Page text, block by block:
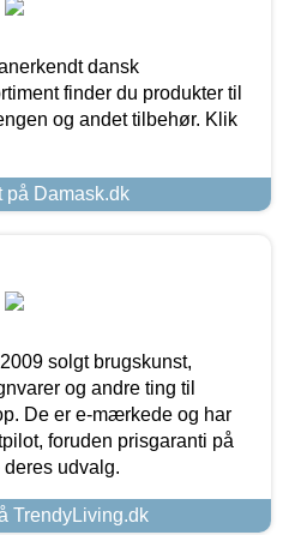
dansk
finder du produkter til
og andet tilbehør. Klik
på Damask.dk
solgt brugskunst,
og andre ting til
De er e-mærkede og har
foruden prisgaranti på
udvalg.
TrendyLiving.dk